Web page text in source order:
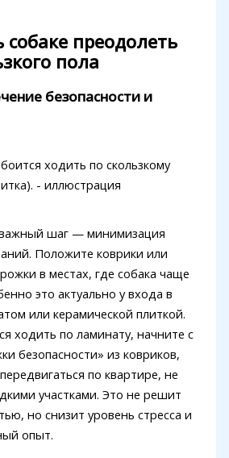
преодолеть
пола
безопасности и
шаг — минимизация
Положите коврики или
в местах, где собака чаще
это актуально у входа в
или керамической плиткой.
ходить по ламинату, начните с
безопасности» из ковриков,
по квартире, не
участками. Это не решит
но снизит уровень стресса и
опыт.